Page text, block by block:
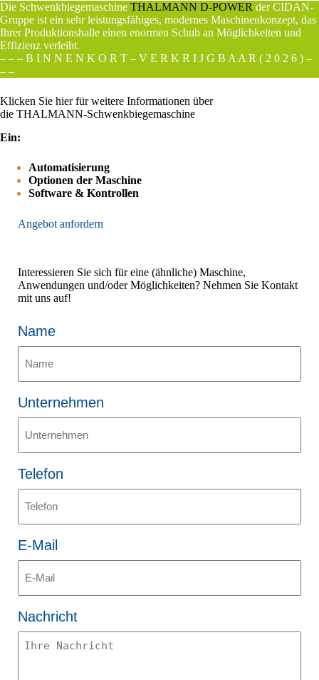
Die Schwenkbiegemaschine THALMANN D-POWER der CIDAN-
Gruppe ist ein sehr leistungsfähiges, modernes Maschinenkonzept, das
Ihrer Produktionshalle einen enormen Schub an Möglichkeiten und
Effizienz verleiht.
– – – B I N N E N K O R T – V E R K R I J G B A A R ( 2 0 2 6 ) –
– –
Klicken Sie hier für weitere Informationen über
die THALMANN-Schwenkbiegemaschine
Ein:
Automatisierung
Optionen der Maschine
Software & Kontrollen
Angebot anfordern
Interessieren Sie sich für eine (ähnliche) Maschine,
Anwendungen und/oder Möglichkeiten? Nehmen Sie Kontakt
mit uns auf!
Name
Unternehmen
Telefon
E-Mail
Nachricht